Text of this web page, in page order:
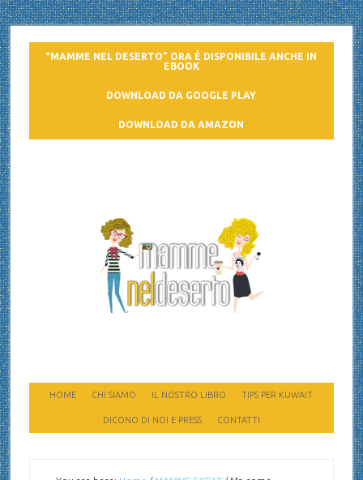
“MAMME NEL DESERTO” ORA È DISPONIBILE ANCHE IN
EBOOK
DOWNLOAD DA GOOGLE PLAY
DOWNLOAD DA AMAZON
HOME CHI SIAMO IL NOSTRO LIBRO TIPS PER KUWAIT
DICONO DI NOI E PRESS CONTATTI